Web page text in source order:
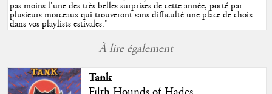
pas moins l'une des très belles surprises de cette année, porté par
plusieurs morceaux qui trouveront sans difficulté une place de choix
dans vos playlists estivales."
À lire également
Tank